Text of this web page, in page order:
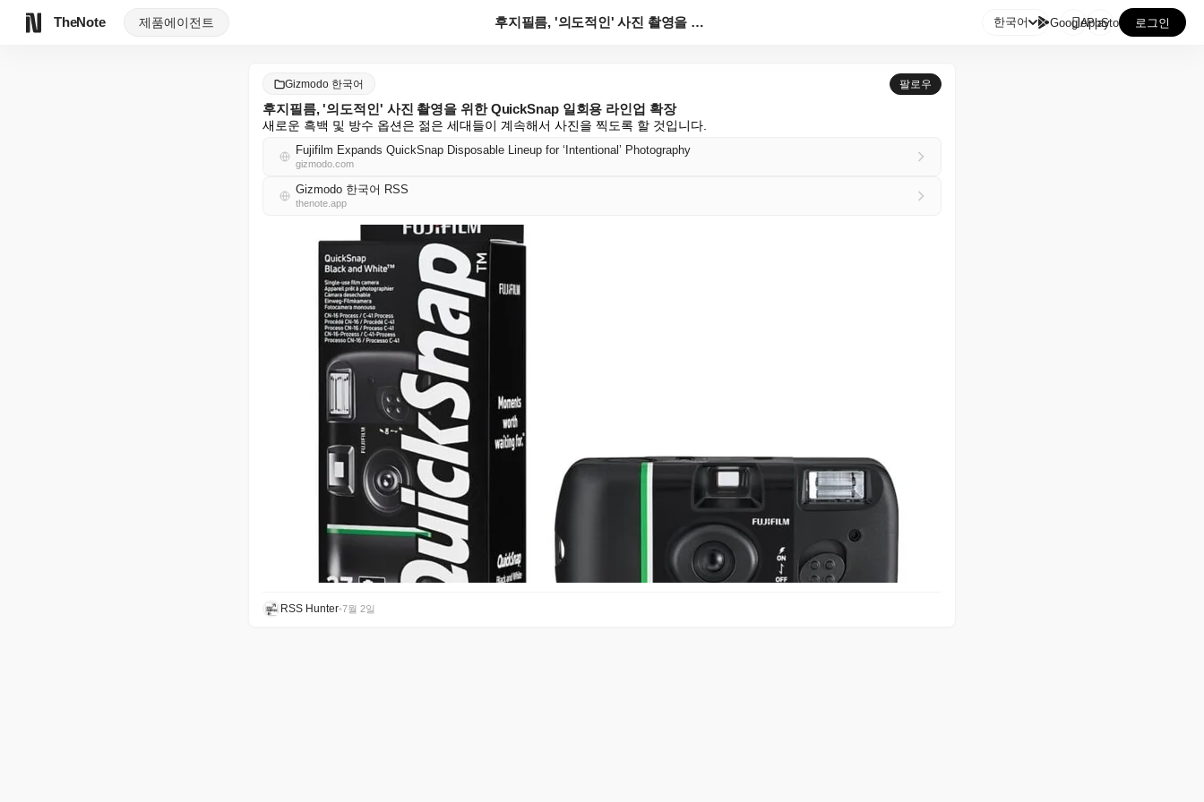
TheNote 제품에이전트 후지필름, '의도적인' 사진 촬영을 위한 QuickSn... 한국어 GooglePlay
AppStore 로그인
Gizmodo 한국어 팔로우
후지필름, '의도적인' 사진 촬영을 위한 QuickSnap 일회용 라인업 확장
새로운 흑백 및 방수 옵션은 젊은 세대들이 계속해서 사진을 찍도록 할 것입니다.
Fujifilm Expands QuickSnap Disposable Lineup for ‘Intentional’ Photography
gizmodo.com
Gizmodo 한국어 RSS
thenote.app
RSS Hunter•7월 2일